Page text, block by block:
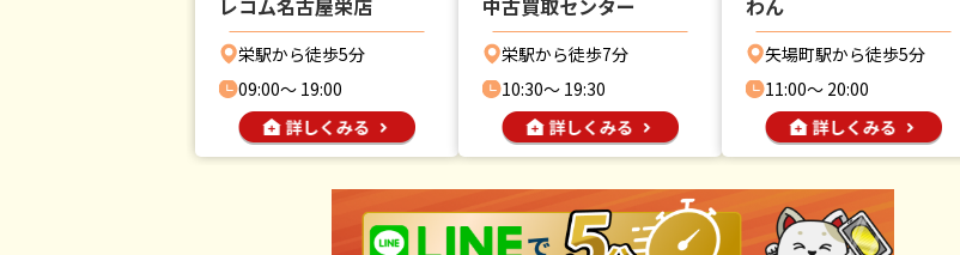
栄駅から徒歩5分
09:00〜 19:00
栄駅から徒歩7分
10:30〜 19:30
矢場町駅から徒歩5分
11:00〜 20:00